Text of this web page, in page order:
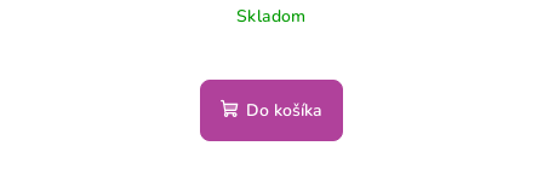
Skladom
Do košíka